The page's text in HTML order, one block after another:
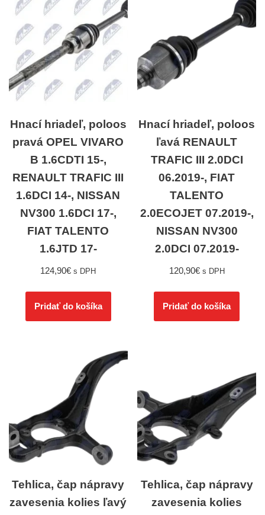
Hnací hriadeľ, poloos
pravá OPEL VIVARO
B 1.6CDTI 15-,
RENAULT TRAFIC III
1.6DCI 14-, NISSAN
NV300 1.6DCI 17-,
FIAT TALENTO
1.6JTD 17-
124,90€ s DPH
Pridať do košíka
Hnací hriadeľ, poloos
ľavá RENAULT
TRAFIC III 2.0DCI
06.2019-, FIAT
TALENTO
2.0ECOJET 07.2019-,
NISSAN NV300
2.0DCI 07.2019-
120,90€ s DPH
Pridať do košíka
Tehlica, čap nápravy
zavesenia kolies ľavý
Tehlica, čap nápravy
zavesenia kolies